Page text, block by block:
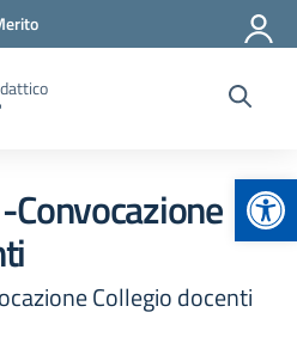
Convocazione
Collegio docenti